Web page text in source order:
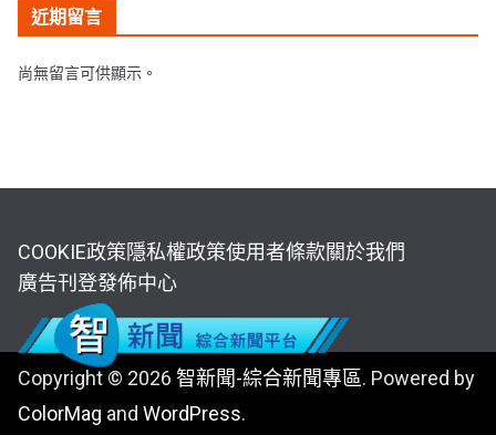
近期留言
尚無留言可供顯示。
COOKIE政策隱私權政策使用者條款關於我們
廣告刊登發佈中心
Copyright © 2026 智新聞-綜合新聞專區. Powered by
ColorMag and WordPress.